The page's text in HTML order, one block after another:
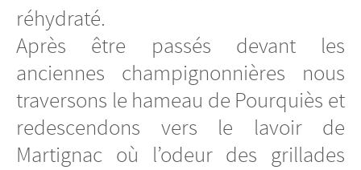
réhydraté.
Après être passés devant les
anciennes champignonnières nous
traversons le hameau de Pourquiès et
redescendons vers le lavoir de
Martignac où l’odeur des grillades